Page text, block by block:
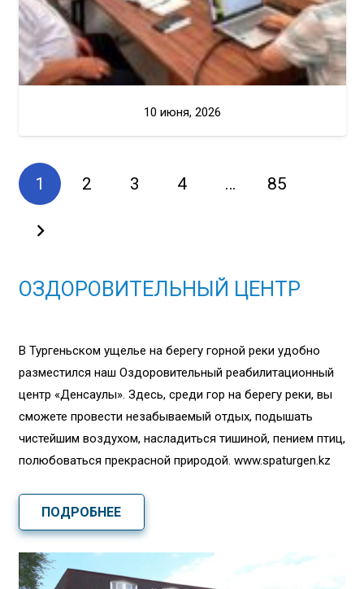
10 июня, 2026
1 2 3 4 … 85
ОЗДОРОВИТЕЛЬНЫЙ ЦЕНТР
В Тургеньском ущелье на берегу горной реки удобно
разместился наш Оздоровительный реабилитационный
центр «Денсаулық». Здесь, среди гор на берегу реки, вы
сможете провести незабываемый отдых, подышать
чистейшим воздухом, насладиться тишиной, пением птиц,
полюбоваться прекрасной природой. www.spaturgen.kz
ПОДРОБНЕЕ